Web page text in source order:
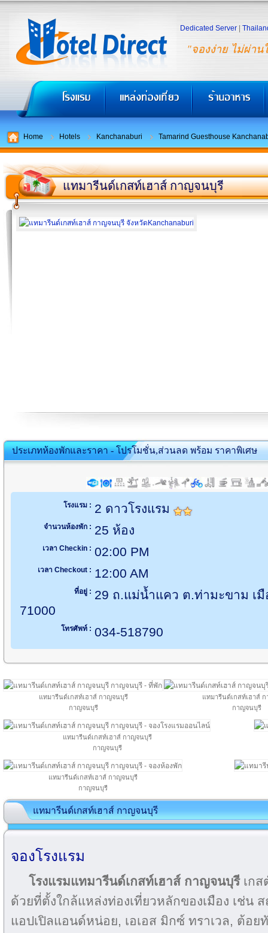
"จองง่าย ไม่ผ่าน
Dedicated Server
Home Hotels Kanchanaburi Tamarind Guesthouse
แทมารีนด์เกสท์เฮาส์ กาญจนบุรี
ประเภทห้องพักและราคา - โปรโมชั่น,ส่วนลด พร้อม ราคาพิเศษ
โรงแรม : 2 ดาวโรงแรม
จำนวนห้องพัก : 25 ห้อง
เวลา Checkin : 02:00 PM
เวลา Checkout : 12:00 AM
ที่อยู่ : 29 ถ.แม่น้ำแคว ต.ท่ามะขาม เ
71000
โทรศัพท์ : 034-518790
แทมารีนด์เกสท์เฮาส์ กาญจนบุรี
กาญจนบุรี
แทมารีนด์เกสท์เฮาส์
กาญจนบุรี
แทมารีนด์เกสท์เฮาส์ กาญจนบุรี
กาญจนบุรี
แทมารีนด์เกสท์เฮาส์ กาญจนบุรี
กาญจนบุรี
แทมารีนด์เกสท์เฮาส์ กาญจนบุรี
จองโรงแรม
โรงแรมแทมารีนด์เกสท์เฮาส์ กาญจนบุรีเกส
ด้วยที่ตั้งใกล้แหล่งท่องเที่ยวหลักของเมือง เช่น
แอปเปิลแอนด์หน่อย, เอเอส มิกซ์ ทราเวล, ต้อย